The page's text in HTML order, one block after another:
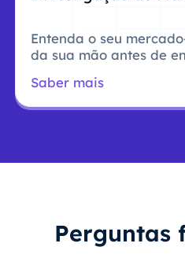
Entenda o seu
da sua mão antes de
Saber mais
Perguntas